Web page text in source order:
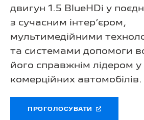
двигун 1.5 BlueHDi у
з сучасним інтер’єром,
мультимедійними
та системами допомоги
його справжнім лідером у
комерційних автомобілів.
ПРОГОЛОСУВАТИ